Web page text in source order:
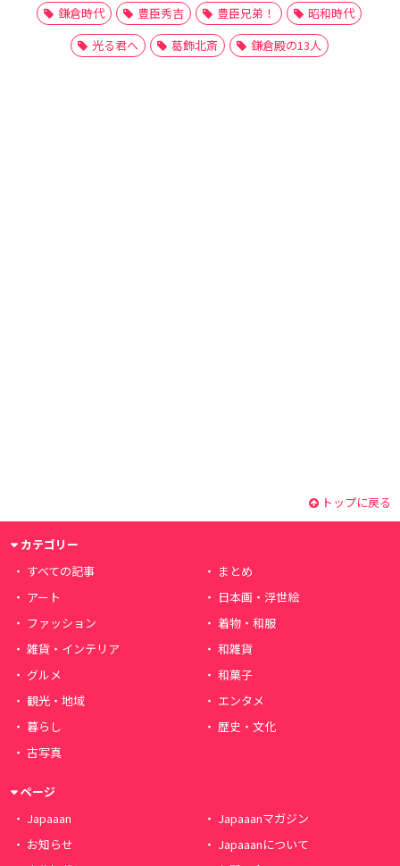
鎌倉時代
豊臣秀吉 豊臣兄弟！
昭和時代
光る君へ
葛飾北斎 鎌倉殿の13人
トップに戻る
カテゴリー
すべての記事
まとめ
アート
日本画・浮世絵
ファッション
着物・和服
雑貨・インテリア
和雑貨
グルメ
和菓子
観光・地域
エンタメ
暮らし
歴史・文化
古写真
ページ
Japaaan
Japaaanマガジン
お知らせ
Japaaanについて